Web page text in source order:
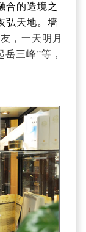
合的造境之
弘天地。墙
，一天明月
三峰”等，